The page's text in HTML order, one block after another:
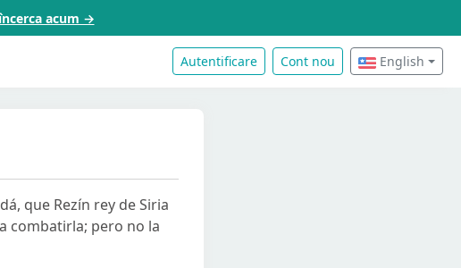
acum →
Autentificare Cont nou English
que Rezín rey de Siria
combatirla; pero no la